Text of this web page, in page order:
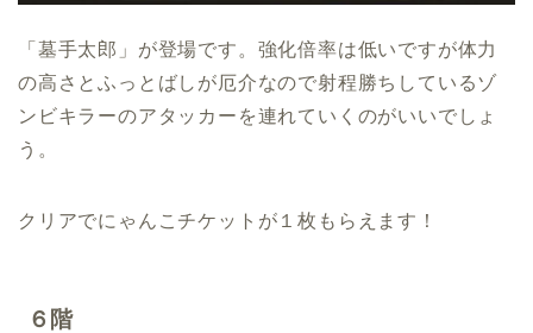
「墓手太郎」が登場です。強化倍率は低いですが体力
の高さとふっとばしが厄介なので射程勝ちしているゾ
ンビキラーのアタッカーを連れていくのがいいでしょ
う。
クリアでにゃんこチケットが１枚もらえます！
６階